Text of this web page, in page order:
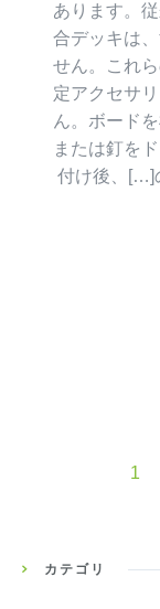
あります。
合デッキは
せん。これ
定アクセサ
ん。ボード
または釘を
付け後、[…]
1
カテゴリ